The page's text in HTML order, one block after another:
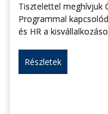
Tisztelettel meghívjuk
Programmal
és HR a
Részletek